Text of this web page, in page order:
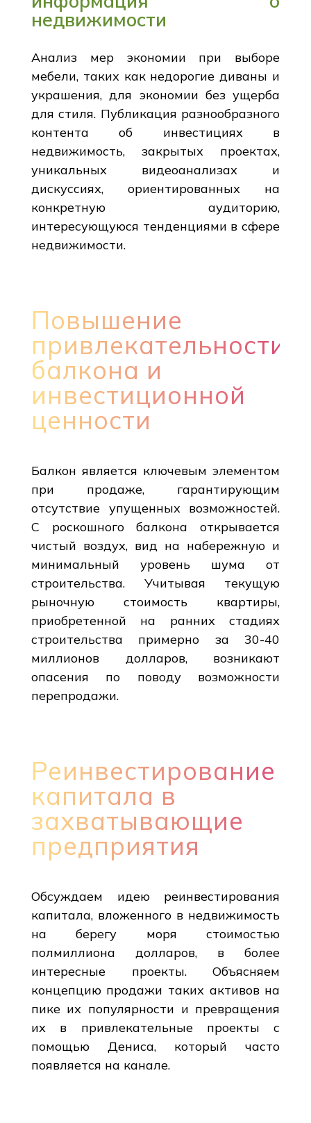
недвижимости
Анализ мер экономии при выборе
мебели, таких как недорогие диваны и
украшения, для экономии без ущерба
для стиля. Публикация разнообразного
контента об инвестициях в
недвижимость, закрытых проектах,
уникальных видеоанализах и
дискуссиях, ориентированных на
конкретную аудиторию,
интересующуюся тенденциями в сфере
недвижимости.
Повышение
привлекательности
балкона и
инвестиционной
ценности
Балкон является ключевым элементом
при продаже, гарантирующим
отсутствие упущенных возможностей.
С роскошного балкона открывается
чистый воздух, вид на набережную и
минимальный уровень шума от
строительства. Учитывая текущую
рыночную стоимость квартиры,
приобретенной на ранних стадиях
строительства примерно за 30-40
миллионов долларов, возникают
опасения по поводу возможности
перепродажи.
Реинвестирование
капитала в
захватывающие
предприятия
Обсуждаем идею реинвестирования
капитала, вложенного в недвижимость
на берегу моря стоимостью
полмиллиона долларов, в более
интересные проекты. Объясняем
концепцию продажи таких активов на
пике их популярности и превращения
их в привлекательные проекты с
помощью Дениса, который часто
появляется на канале.